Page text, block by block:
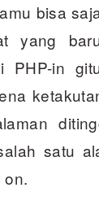
bisa
yang
PHP-in
satu
on.